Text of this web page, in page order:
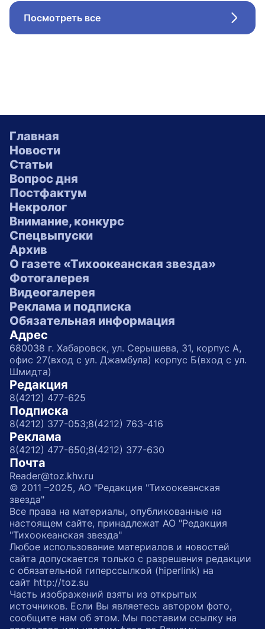
Посмотреть все
Главная
Новости
Статьи
Вопрос дня
Постфактум
Некролог
Внимание, конкурс
Спецвыпуски
Архив
О газете «Тихоокеанская звезда»
Фотогалерея
Видеогалерея
Реклама и подписка
Обязательная информация
Адрес
680038 г. Хабаровск, ул. Серышева, 31, корпус А,
офис 27(вход с ул. Джамбула) корпус Б(вход с ул.
Шмидта)
Редакция
8(4212) 477-625
Подписка
8(4212) 377-053;8(4212) 763-416
Реклама
8(4212) 477-650;8(4212) 377-630
Почта
Reader@toz.khv.ru
© 2011 –2025, АО "Редакция "Тихоокеанская
звезда"
Все права на материалы, опубликованные на
настоящем сайте, принадлежат АО "Редакция
"Тихоокеанская звезда"
Любое использование материалов и новостей
сайта допускается только с разрешения редакции
с обязательной гиперссылкой (hiperlink) на
сайт http://toz.su
Часть изображений взяты из открытых
источников. Если Вы являетесь автором фото,
сообщите нам об этом. Мы поставим ссылку на